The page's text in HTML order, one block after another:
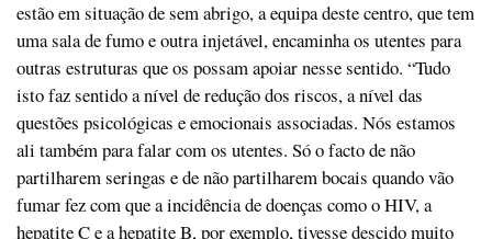
estão em situação de sem abrigo, a equipa deste centro, que tem
uma sala de fumo e outra injetável, encaminha os utentes para
outras estruturas que os possam apoiar nesse sentido. “Tudo
isto faz sentido a nível de redução dos riscos, a nível das
questões psicológicas e emocionais associadas. Nós estamos
ali também para falar com os utentes. Só o facto de não
partilharem seringas e de não partilharem bocais quando vão
fumar fez com que a incidência de doenças como o HIV, a
hepatite C e a hepatite B, por exemplo, tivesse descido muito